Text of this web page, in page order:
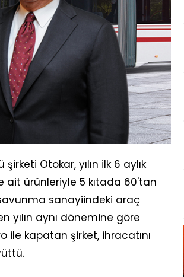
Otokar, yılın ilk 6 aylık
ait ürünleriyle 5 kıtada 60'tan
sanayiindeki araç
yılın aynı dönemine göre
ile kapatan şirket, ihracatını